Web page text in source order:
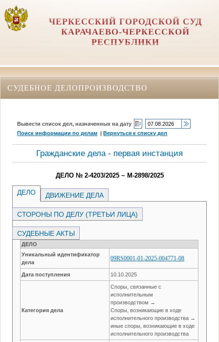
ЧЕРКЕССКИЙ ГОРОДСКОЙ СУД
КАРАЧАЕВО-ЧЕРКЕССКОЙ
РЕСПУБЛИКИ
СУДЕБНОЕ ДЕЛОПРОИЗВОДСТВО
Вывести список дел, назначенных на дату
Поиск информации по делам |Вернуться к списку дел
Гражданские дела - первая инстанция
ДЕЛО № 2-4203/2025 ~ М-2898/2025
ДЕЛО ДВИЖЕНИЕ ДЕЛА
СТОРОНЫ ПО ДЕЛУ (ТРЕТЬИ ЛИЦА)
СУДЕБНЫЕ АКТЫ
ДЕЛО
Уникальный идентификатор
дела
09RS0001-01-2025-004771-08
Дата поступления 10.10.2025
Категория дела
Споры, связанные с
исполнительным
производством →
Споры, возникающие в ходе
исполнительного производства →
иные споры, возникающие в ходе
исполнительного производства